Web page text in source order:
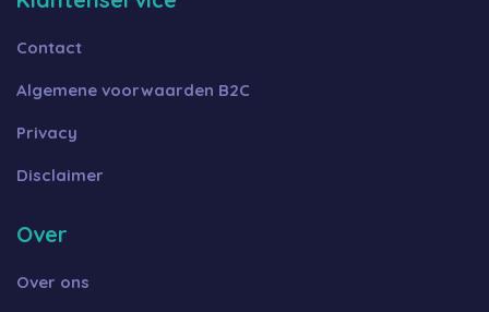
Contact
Algemene voorwaarden B2C
Privacy
Disclaimer
Over
Over ons